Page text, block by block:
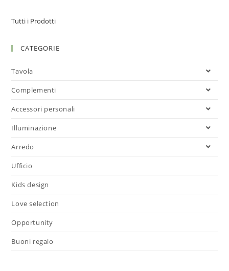
Tutti i Prodotti
CATEGORIE
Tavola
Complementi
Accessori personali
Illuminazione
Arredo
Ufficio
Kids design
Love selection
Opportunity
Buoni regalo